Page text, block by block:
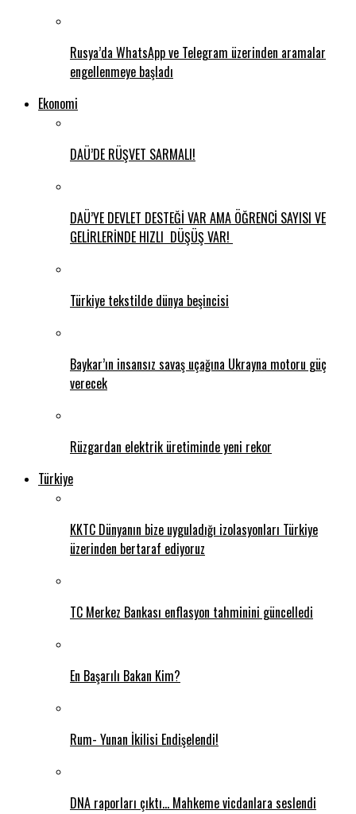
Rusya’da WhatsApp ve Telegram üzerinden aramalar
engellenmeye başladı
Ekonomi
DAÜ’DE RÜŞVET SARMALI!
DAÜ’YE DEVLET DESTEĞİ VAR AMA ÖĞRENCİ SAYISI VE
GELİRLERİNDE HIZLI DÜŞÜŞ VAR!
Türkiye tekstilde dünya beşincisi
Baykar’ın insansız savaş uçağına Ukrayna motoru güç
verecek
Rüzgardan elektrik üretiminde yeni rekor
Türkiye
KKTC Dünyanın bize uyguladığı izolasyonları Türkiye
üzerinden bertaraf ediyoruz
TC Merkez Bankası enflasyon tahminini güncelledi
En Başarılı Bakan Kim?
Rum- Yunan İkilisi Endişelendi!
DNA raporları çıktı… Mahkeme vicdanlara seslendi